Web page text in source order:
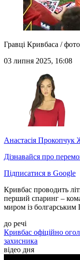
Гравці Кривбаса /
03 липня 2025, 16:08
Анастасія Прокопчук
Дізнавайся про
Підписатися в Google
Кривбас проводить
перший спаринг –
миром із
до речі
Кривбас офіційно
захисника
відео дня